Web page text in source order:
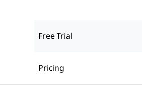
Free Trial
Pricing